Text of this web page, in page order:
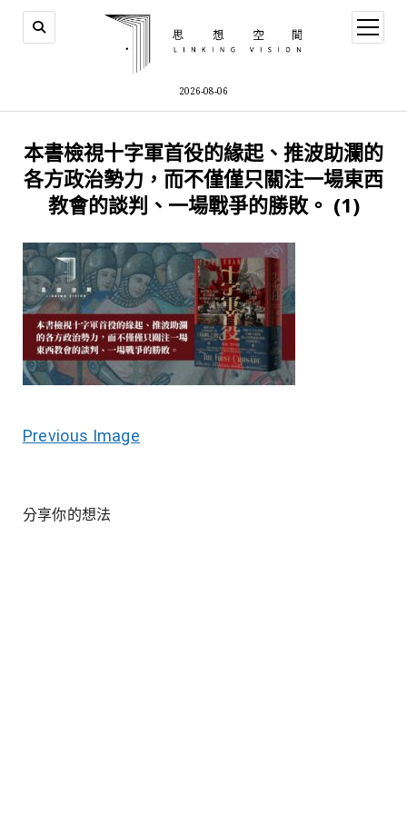
2026-08-06
open
menu
本書檢視十字軍首役的緣起、推波助瀾的
各方政治勢力，而不僅僅只關注一場東西
教會的談判、一場戰爭的勝敗。 (1)
Previous Image
分享你的想法